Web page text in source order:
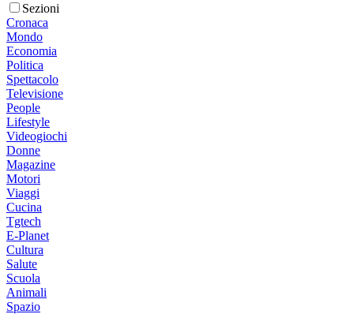
Sezioni
Cronaca
Mondo
Economia
Politica
Spettacolo
Televisione
People
Lifestyle
Videogiochi
Donne
Magazine
Motori
Viaggi
Cucina
Tgtech
E-Planet
Cultura
Salute
Scuola
Animali
Spazio